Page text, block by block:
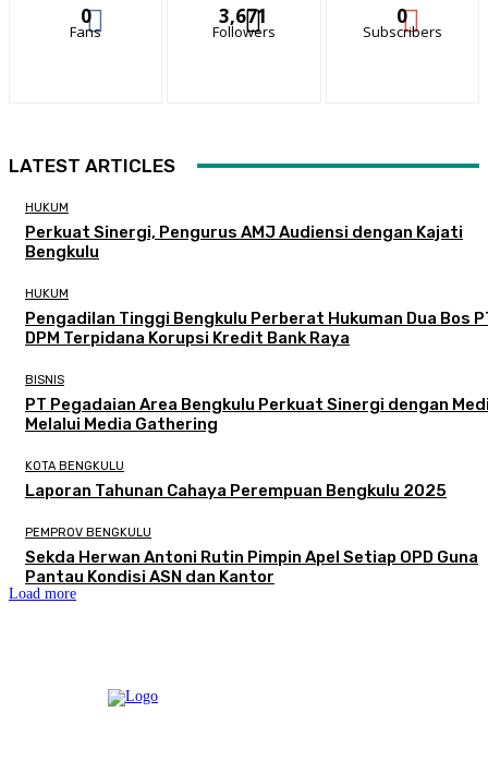
0
Fans
3,671
Followers
0
Subscribers
LATEST ARTICLES
HUKUM
Perkuat Sinergi, Pengurus AMJ Audiensi dengan Kajati
Bengkulu
HUKUM
Pengadilan Tinggi Bengkulu Perberat Hukuman Dua Bos
DPM Terpidana Korupsi Kredit Bank Raya
BISNIS
PT Pegadaian Area Bengkulu Perkuat Sinergi dengan
Melalui Media Gathering
KOTA BENGKULU
Laporan Tahunan Cahaya Perempuan Bengkulu 2025
PEMPROV BENGKULU
Sekda Herwan Antoni Rutin Pimpin Apel Setiap OPD Guna
Pantau Kondisi ASN dan Kantor
Load more